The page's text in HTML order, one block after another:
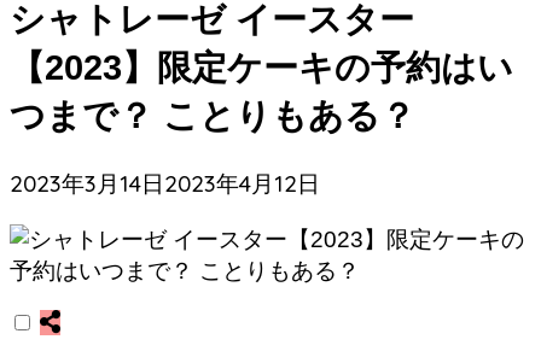
シャトレーゼ イースター
【2023】限定ケーキの予約はい
つまで？ ことりもある？
2023年3月14日2023年4月12日